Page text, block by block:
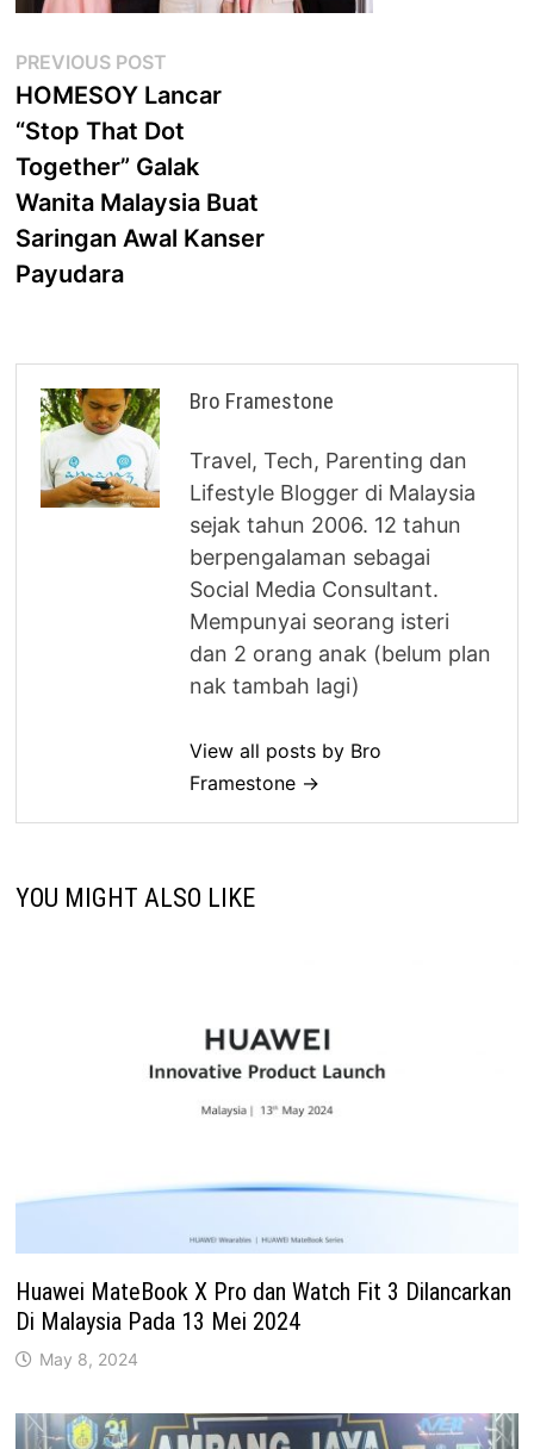
Post
navigation
PREVIOUS POST
post:
HOMESOY Lancar
“Stop That Dot
Together” Galak
Wanita Malaysia Buat
Saringan Awal Kanser
Payudara
Bro Framestone
Travel, Tech, Parenting dan
Lifestyle Blogger di Malaysia
sejak tahun 2006. 12 tahun
berpengalaman sebagai
Social Media Consultant.
Mempunyai seorang isteri
dan 2 orang anak (belum plan
nak tambah lagi)
View all posts by Bro
Framestone →
YOU MIGHT ALSO LIKE
Huawei MateBook X Pro dan Watch Fit 3 Dilancarkan
Di Malaysia Pada 13 Mei 2024
May 8, 2024